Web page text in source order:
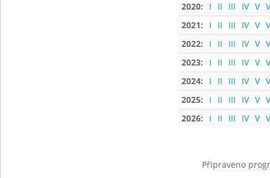
2020:
I II III IV V
2021:
I II III IV V
2022:
I II III IV V
2023:
I II III IV V
2024:
I II III IV V
2025:
I II III IV V
2026:
I II III IV V
Připraveno